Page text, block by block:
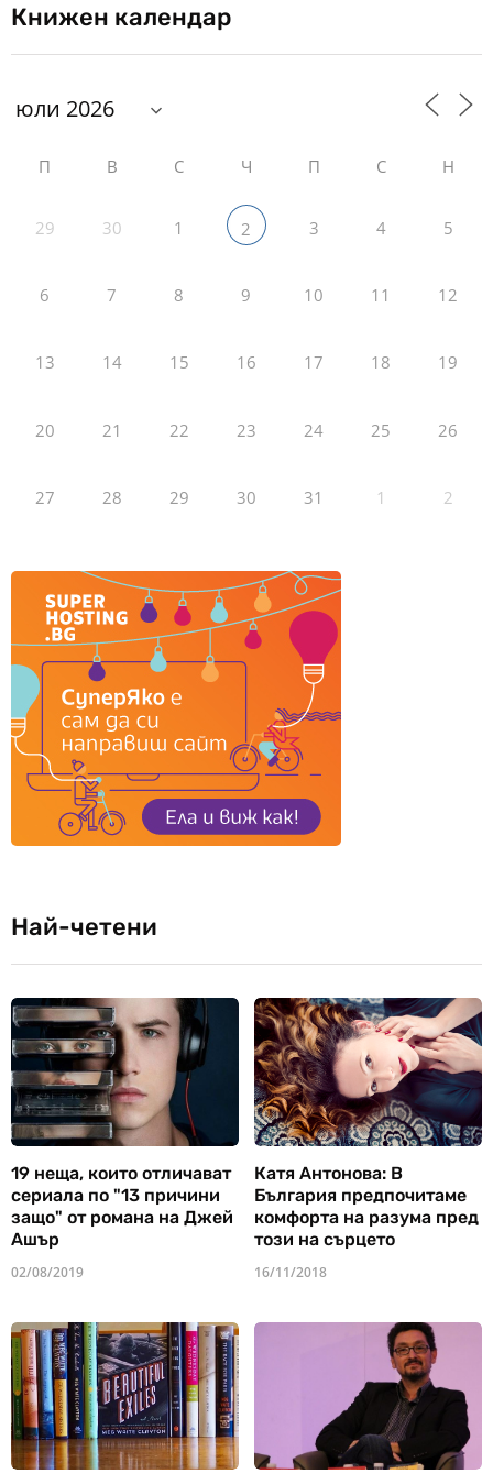
Книжен календар
П В С Ч П С Н
29 30 1 2 3 4 5
6 7 8 9 10 11 12
13 14 15 16 17 18 19
20 21 22 23 24 25 26
27 28 29 30 31 1 2
Най-четени
19 неща, които отличават
сериала по "13 причини
защо" от романа на Джей
Ашър
02/08/2019
Катя Антонова: В
България предпочитаме
комфорта на разума пред
този на сърцето
16/11/2018